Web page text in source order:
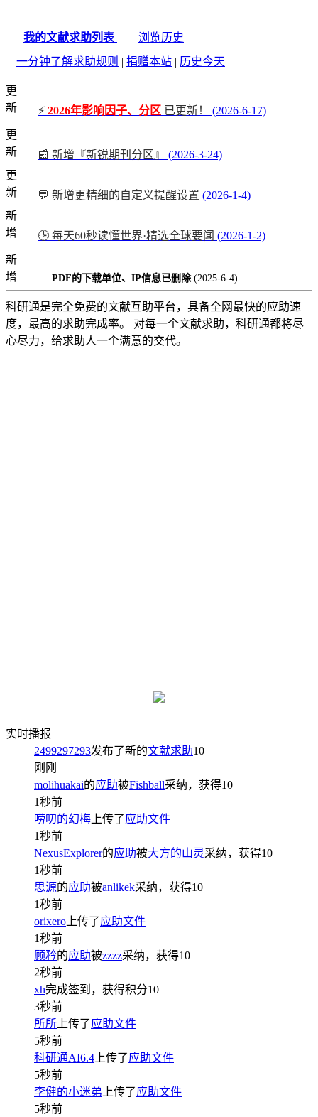
我的文献求助列表
浏览历史
一分钟了解求助规则 | 捐赠本站 | 历史今天
更
新
⚡ 2026年影响因子、分区 已更新！
(2026-6-17)
更
新
📰 新增『新锐期刊分区』
(2026-3-24)
更
新
💬 新增更精细的自定义提醒设置 (2026-1-4)
新
增
🕒 每天60秒读懂世界·精选全球要闻 (2026-1-2)
新
增
PDF的下载单位、IP信息已删除 (2025-6-4)
科研通是完全免费的文献互助平台，具备全网最快的应助速
度，最高的求助完成率。 对每一个文献求助，科研通都将尽
心尽力，给求助人一个满意的交代。
实时播报
2499297293发布了新的文献求助10
刚刚
molihuakai的应助被Fishball采纳，获得10
1秒前
唠叨的幻梅 上传了应助文件
1秒前
NexusExplorer的应助被大方的山灵采纳，获得10
1秒前
思源的应助被anlikek采纳，获得10
1秒前
orixero 上传了应助文件
1秒前
顾矜的应助被zzzz采纳，获得10
2秒前
xh完成签到，获得积分10
3秒前
所所 上传了应助文件
5秒前
科研通AI6.4 上传了应助文件
5秒前
李健的小迷弟 上传了应助文件
5秒前